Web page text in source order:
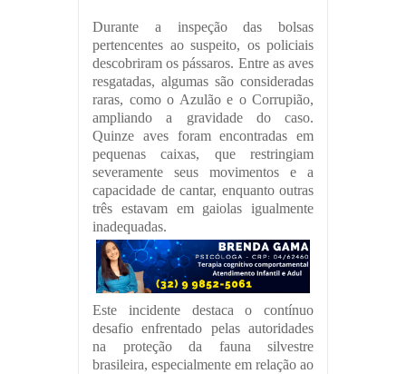
Durante a inspeção das bolsas
pertencentes ao suspeito, os policiais
descobriram os pássaros. Entre as aves
resgatadas, algumas são consideradas
raras, como o Azulão e o Corrupião,
ampliando a gravidade do caso.
Quinze aves foram encontradas em
pequenas caixas, que restringiam
severamente seus movimentos e a
capacidade de cantar, enquanto outras
três estavam em gaiolas igualmente
inadequadas.
Este incidente destaca o contínuo
desafio enfrentado pelas autoridades
na proteção da fauna silvestre
brasileira, especialmente em relação ao